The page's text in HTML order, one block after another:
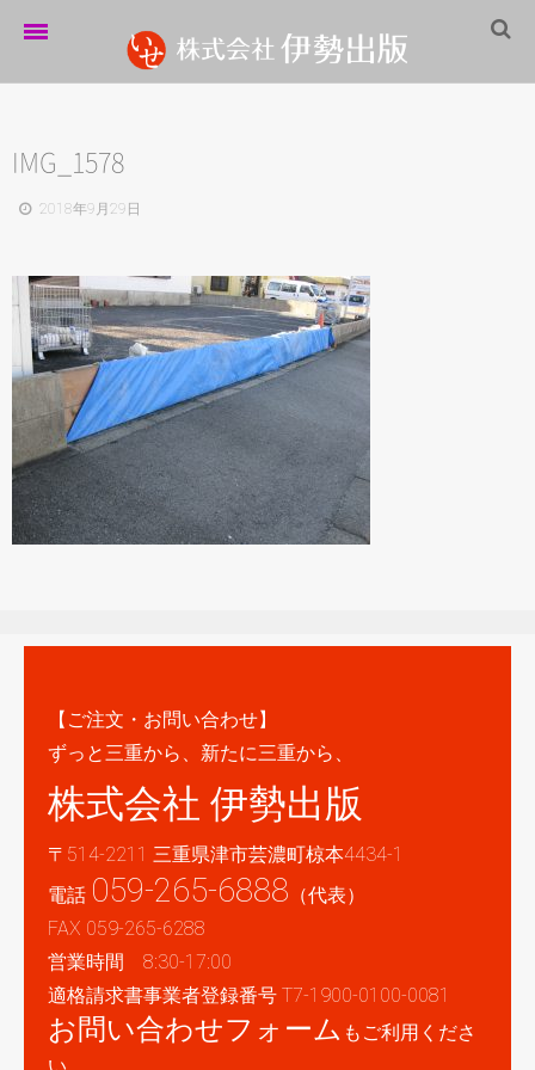
伊勢出版だより
営業案内
企業情報
採用情報
パートナーシップ
お問い合わせ
サイトマップ
IMG_1578
2018年9月29日
【ご注文・お問い合わせ】
ずっと三重から、新たに三重から、
株式会社 伊勢出版
〒514-2211 三重県津市芸濃町椋本4434-1
電話 059-265-6888 （代表）
FAX 059-265-6288
営業時間 8:30-17:00
適格請求書事業者登録番号 T7-1900-0100-0081
お問い合わせフォーム もご利用くださ